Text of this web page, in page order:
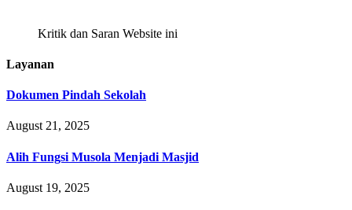
Kritik dan Saran Website ini
Layanan
Dokumen Pindah Sekolah
August 21, 2025
Alih Fungsi Musola Menjadi Masjid
August 19, 2025